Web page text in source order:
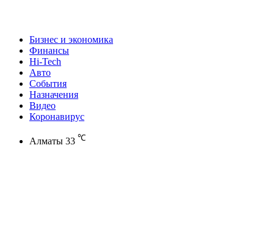
Бизнес и экономика
Финансы
Hi-Tech
Авто
События
Назначения
Видео
Коронавирус
Алматы 33 ℃